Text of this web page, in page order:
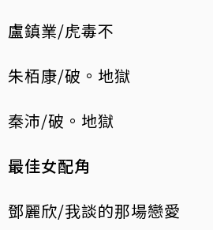
盧鎮業/虎毒不
朱栢康/破。地獄
秦沛/破。地獄
最佳女配角
鄧麗欣/我談的那場戀愛